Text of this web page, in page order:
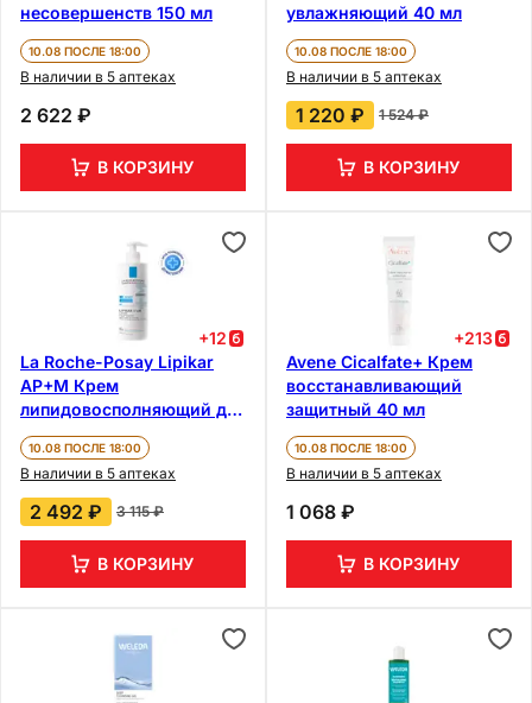
несовершенств 150 мл
10.08 ПОСЛЕ 18:00
В наличии в 5 аптеках
2 622 ₽
В КОРЗИНУ
увлажняющий 40 мл
10.08 ПОСЛЕ 18:00
В наличии в 5 аптеках
1 220 ₽ 1 524 ₽
В КОРЗИНУ
+12
La Roche-Posay Lipikar
AP+M Крем
липидовосполняющий для
сухой очень сухой и
склонной к атопии кожи
400 мл
10.08 ПОСЛЕ 18:00
В наличии в 5 аптеках
2 492 ₽ 3 115 ₽
В КОРЗИНУ
+213
Avene Cicalfate+ Крем
восстанавливающий
защитный 40 мл
10.08 ПОСЛЕ 18:00
В наличии в 5 аптеках
1 068 ₽
В КОРЗИНУ